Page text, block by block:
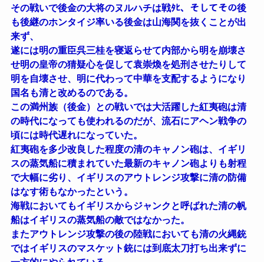
その戦いで後金の大将のヌルハチは戦ﾀﾋ、そしてその後
も後継のホンタイジ率いる後金は山海関を抜くことが出
来ず、
遂には明の重臣呉三桂を寝返らせて内部から明を崩壊さ
せ明の皇帝の猜疑心を促して袁崇煥を処刑させたりして
明を自壊させ、明に代わって中華を支配するようになり
国名も清と改めるのである。
この満州族（後金）との戦いでは大活躍した紅夷砲は清
の時代になっても使われるのだが、流石にアヘン戦争の
頃には時代遅れになっていた。
紅夷砲を多少改良した程度の清のキャノン砲は、イギリ
スの蒸気船に積まれていた最新のキャノン砲よりも射程
で大幅に劣り、イギリスのアウトレンジ攻撃に清の防備
はなす術もなかったという。
海戦においてもイギリスからジャンクと呼ばれた清の帆
船はイギリスの蒸気船の敵ではなかった。
またアウトレンジ攻撃の後の陸戦においても清の火縄銃
ではイギリスのマスケット銃には到底太刀打ち出来ずに